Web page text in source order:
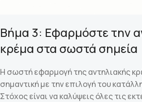
Βήμα 3: Εφαρμόστε την
κρέμα στα σωστά σημεία
Η σωστή εφαρμογή της αντηλιακής
σημαντική με την επιλογή του
Στόχος είναι να καλύψεις όλες τις